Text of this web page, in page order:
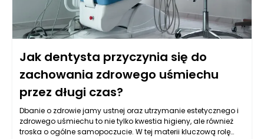
Jak dentysta przyczynia się do
zachowania zdrowego uśmiechu
przez długi czas?
Dbanie o zdrowie jamy ustnej oraz utrzymanie estetycznego i
zdrowego uśmiechu to nie tylko kwestia higieny, ale również
troska o ogólne samopoczucie. W tej materii kluczową rolę